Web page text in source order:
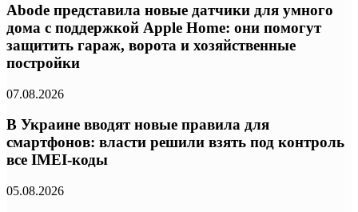
Abode представила новые датчики для умного
дома с поддержкой Apple Home: они помогут
защитить гараж, ворота и хозяйственные
постройки
07.08.2026
В Украине вводят новые правила для
смартфонов: власти решили взять под контроль
все IMEI-коды
05.08.2026